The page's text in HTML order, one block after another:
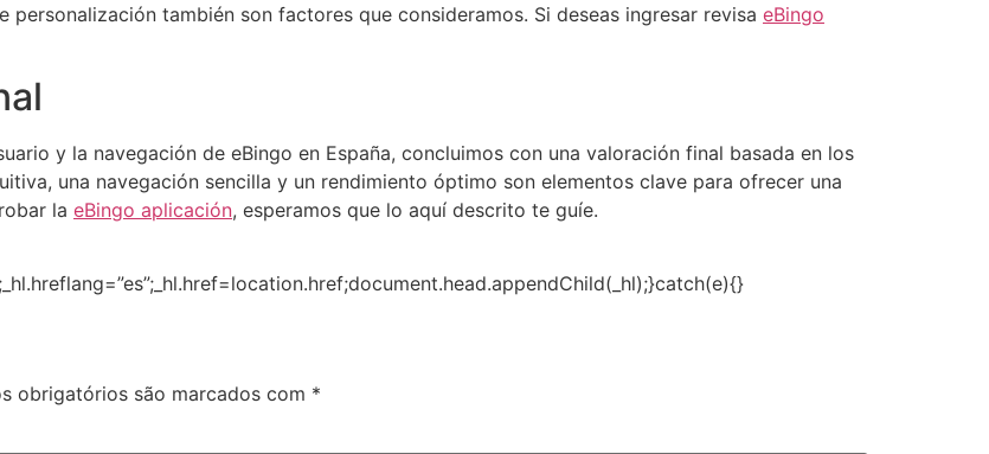
también son factores que consideramos. Si deseas ingresar revisa eBingo
y la navegación de eBingo en España, concluimos con una valoración final basada en los
una navegación sencilla y un rendimiento óptimo son elementos clave para ofrecer una
la eBingo aplicación, esperamos que lo aquí descrito te guíe.
obrigatórios são marcados com *